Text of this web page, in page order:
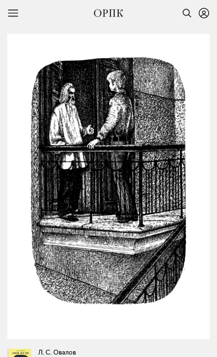
Л. С. Овалов